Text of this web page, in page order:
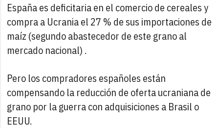
España es deficitaria en el comercio de cereales y
compra a Ucrania el 27 % de sus importaciones de
maíz (segundo abastecedor de este grano al
mercado nacional) .
Pero los compradores españoles están
compensando la reducción de oferta ucraniana de
grano por la guerra con adquisiciones a Brasil o
EEUU.